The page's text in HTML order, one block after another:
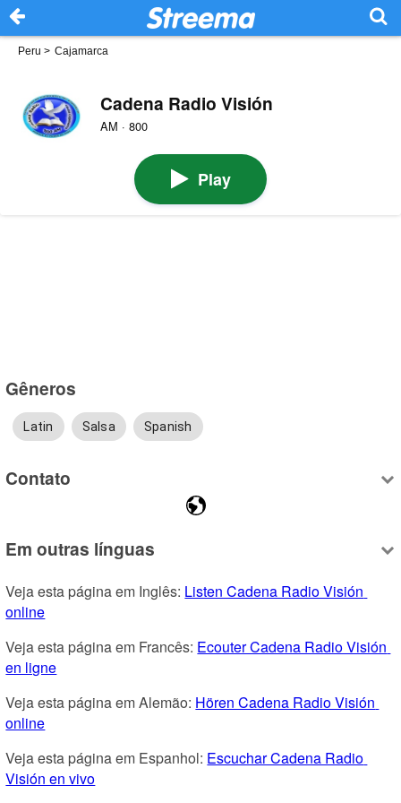
Peru > Cajamarca
Cadena Radio Visión
AM · 800
Play
Gêneros
Latin Salsa Spanish
Contato
Em outras línguas
Veja esta página em Inglês: Listen Cadena Radio Visión
online
Veja esta página em Francês: Ecouter Cadena Radio Visión
en ligne
Veja esta página em Alemão: Hören Cadena Radio Visión
online
Veja esta página em Espanhol: Escuchar Cadena Radio
Visión en vivo